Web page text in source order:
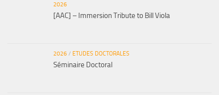
2026
[AAC] – Immersion Tribute to Bill Viola
2026 / ETUDES DOCTORALES
Séminaire Doctoral